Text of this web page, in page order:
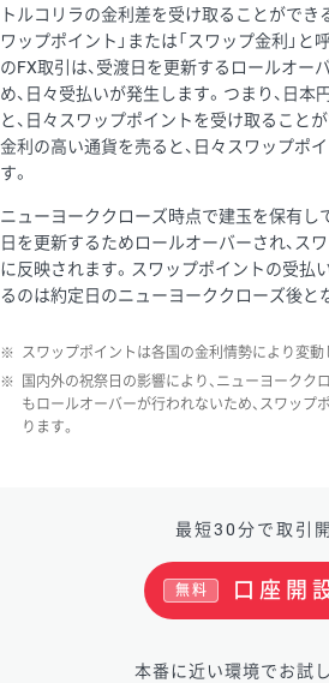
トルコリラの金利差を受け取ることができ
ワップポイント」または「スワップ金利」と
のFX取引は、受渡日を更新するロールオー
め、日々受払いが発生します。つまり、日
と、日々スワップポイントを受け取ること
金利の高い通貨を売ると、日々スワップポ
す。
ニューヨーククローズ時点で建玉を保有し
日を更新するためロールオーバーされ、ス
に反映されます。スワップポイントの受払
るのは約定日のニューヨーククローズ後と
※ スワップポイントは各国の金利情勢により変動
※
国内外の祝祭日の影響により、ニューヨークク
もロールオーバーが行われないため、スワップ
ります。
最短30分で取引開
口座開
無料
本番に近い環境でお試